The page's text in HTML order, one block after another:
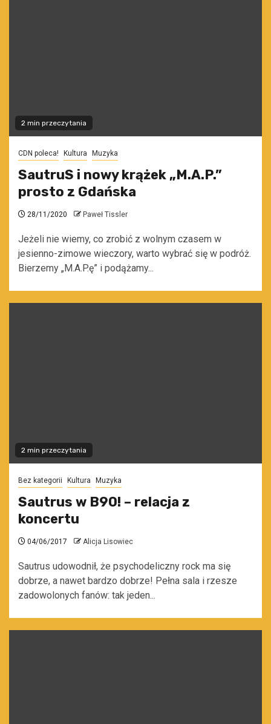
2 min przeczytania
CDN poleca! Kultura Muzyka
SautruS i nowy krążek „M.A.P.”
prosto z Gdańska
28/11/2020 Paweł Tissler
Jeżeli nie wiemy, co zrobić z wolnym czasem w
jesienno-zimowe wieczory, warto wybrać się w podróż.
Bierzemy „M.A.P.ę” i podążamy...
2 min przeczytania
Bez kategorii Kultura Muzyka
Sautrus w B90! – relacja z
koncertu
04/06/2017 Alicja Lisowiec
Sautrus udowodnił, że psychodeliczny rock ma się
dobrze, a nawet bardzo dobrze! Pełna sala i rzesze
zadowolonych fanów: tak jeden...